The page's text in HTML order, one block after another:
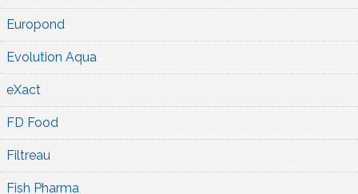
Europond
Evolution Aqua
eXact
FD Food
Filtreau
Fish Pharma